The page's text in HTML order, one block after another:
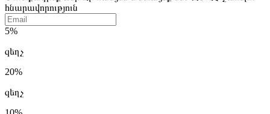
հնարավորություն
5%
զեղչ
20%
զեղչ